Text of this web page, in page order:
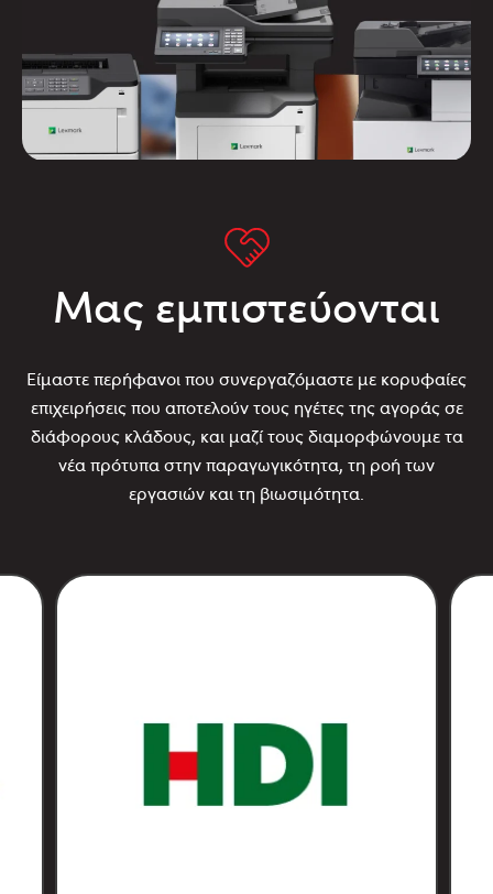
Μας εμπιστεύονται
Είμαστε περήφανοι που συνεργαζόμαστε με κορυφαίες
επιχειρήσεις που αποτελούν τους ηγέτες της αγοράς σε
διάφορους κλάδους, και μαζί τους διαμορφώνουμε τα
νέα πρότυπα στην παραγωγικότητα, τη ροή των
εργασιών και τη βιωσιμότητα.